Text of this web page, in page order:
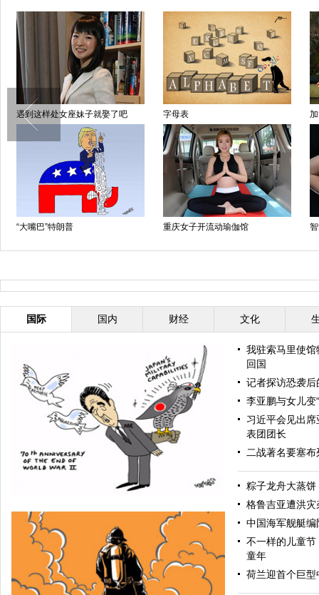
遇到这样处女座妹子就娶了吧 字母表
“大嘴巴”特朗普 重庆女子开流动瑜伽馆
国际 国内 财经 文化
我驻索马里使
回国
记者探访恐袭
李亚鹏与女儿变
习近平会见出
表团团长
二战著名要塞
粽子龙舟大蒸
格鲁吉亚遭洪
中国海军舰艇
不一样的儿童
童年
荷兰迎首个巨型